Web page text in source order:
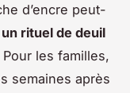
d’encre peut-
rituel de deuil
les familles,
semaines après